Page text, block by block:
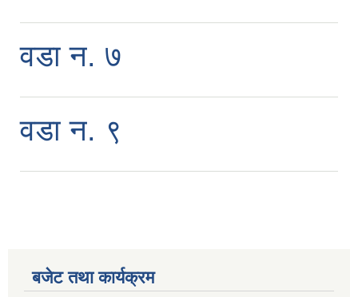
वडा न. ७
वडा न. ९
बजेट तथा कार्यक्रम